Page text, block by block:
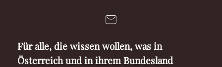
Für alle, die wissen wollen, was in
Österreich und in ihrem Bundesland